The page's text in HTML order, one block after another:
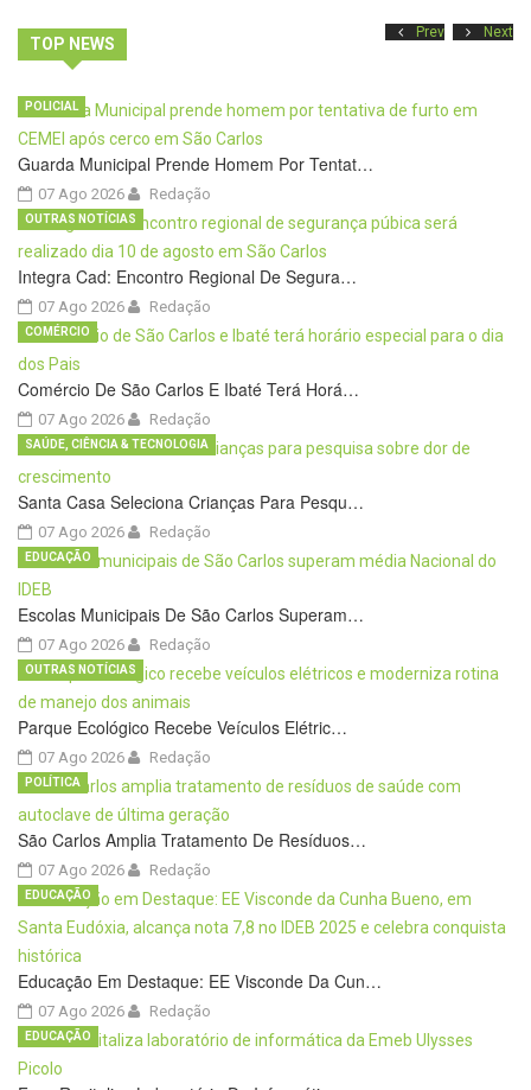
TOP NEWS
Prev Next
Guarda Municipal Prende Homem Por Tentat…
07 Ago 2026
POLICIAL
Redação
Integra Cad: Encontro Regional De Segura…
07 Ago 2026
OUTRAS NOTÍCIAS
Redação
Comércio De São Carlos E Ibaté Terá Horá…
07 Ago 2026
COMÉRCIO
Redação
Santa Casa Seleciona Crianças Para Pesqu…
07 Ago 2026
SAÚDE, CIÊNCIA & TECNOLOGIA
Redação
Escolas Municipais De São Carlos Superam…
07 Ago 2026
EDUCAÇÃO
Redação
Parque Ecológico Recebe Veículos Elétric…
07 Ago 2026
OUTRAS NOTÍCIAS
Redação
São Carlos Amplia Tratamento De Resíduos…
07 Ago 2026
POLÍTICA
Redação
Educação Em Destaque: EE Visconde Da Cun…
07 Ago 2026
EDUCAÇÃO
Redação
EDUCAÇÃO